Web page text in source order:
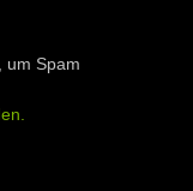
um Spam